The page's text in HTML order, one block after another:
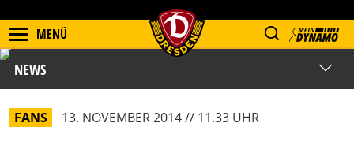
MENÜ
NEWS
FANS 13. NOVEMBER 2014 // 11.33 UHR